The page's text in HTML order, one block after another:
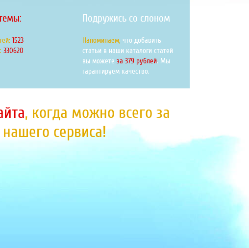
1851
401900
Подружись со слоном
Напоминаем, что добавить
статьи в наши каталоги статей
вы можетеза 379 рублей. Мы
гарантируем качество.
, когда можно всего за
сервиса!